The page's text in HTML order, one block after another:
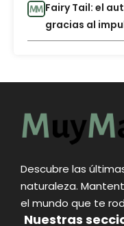
Fairy Tail: el
gracias al
Descubre las
naturaleza.
el mundo que te
Nuestras